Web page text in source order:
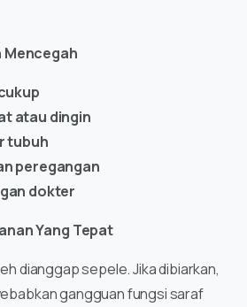
Mencegah
atau dingin
tubuh
peregangan
dokter
Yang Tepat
dianggap sepele. Jika dibiarkan,
gangguan fungsi saraf